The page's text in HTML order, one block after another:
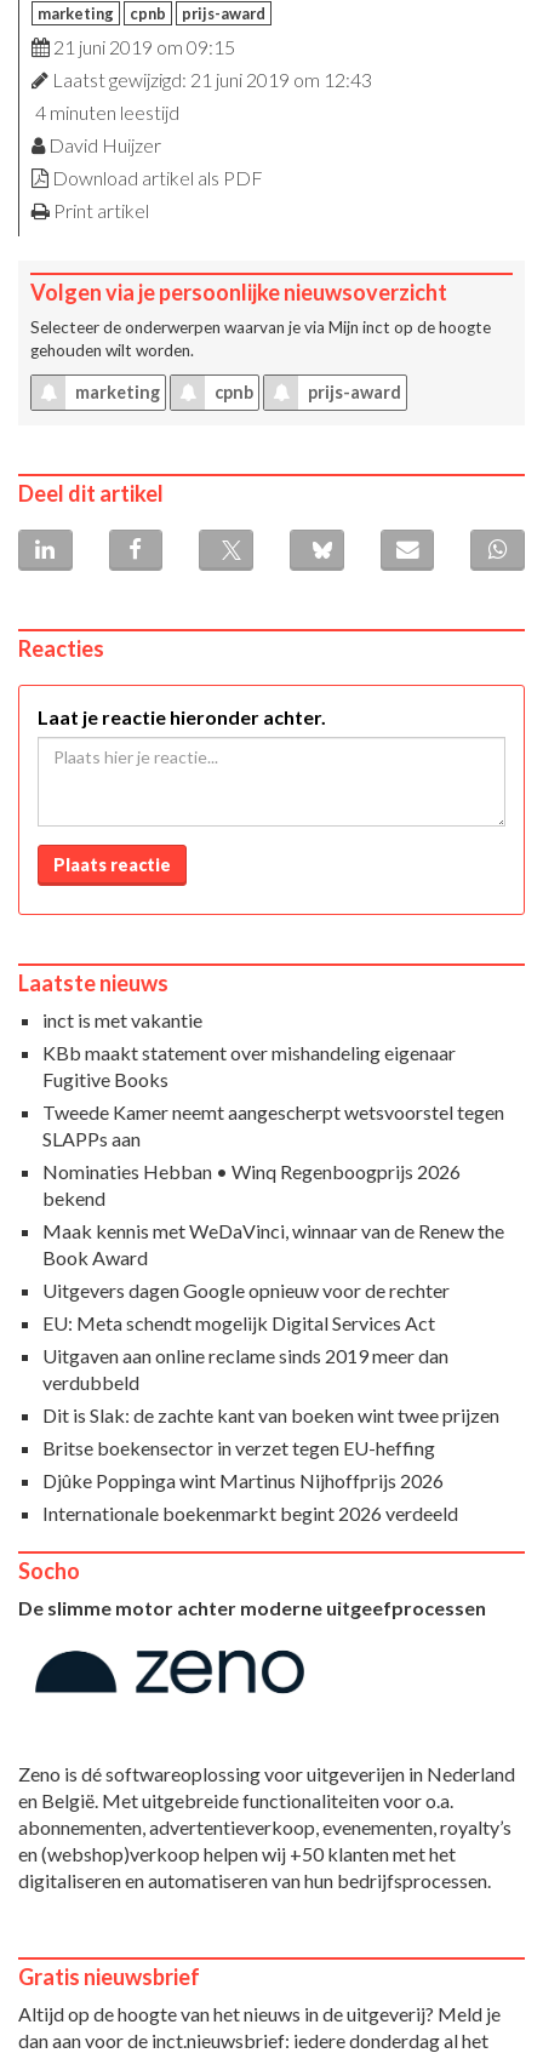
marketing cpnb prijs-award
21 juni 2019 om 09:15
Laatst gewijzigd: 21 juni 2019 om 12:43
4 minuten leestijd
David Huijzer
Download artikel als PDF
Print artikel
Volgen via je persoonlijke nieuwsoverzicht
Selecteer de onderwerpen waarvan je via Mijn inct op de hoogte
gehouden wilt worden.
marketing cpnb prijs-award
Deel dit artikel
Reacties
Laat je reactie hieronder achter.
Plaats reactie
Laatste nieuws
inct is met vakantie
KBb maakt statement over mishandeling eigenaar
Fugitive Books
Tweede Kamer neemt aangescherpt wetsvoorstel tegen
SLAPPs aan
Nominaties Hebban • Winq Regenboogprijs 2026
bekend
Maak kennis met WeDaVinci, winnaar van de Renew the
Book Award
Uitgevers dagen Google opnieuw voor de rechter
EU: Meta schendt mogelijk Digital Services Act
Uitgaven aan online reclame sinds 2019 meer dan
verdubbeld
Dit is Slak: de zachte kant van boeken wint twee prijzen
Britse boekensector in verzet tegen EU-heffing
Djûke Poppinga wint Martinus Nijhoffprijs 2026
Internationale boekenmarkt begint 2026 verdeeld
Socho
De slimme motor achter moderne uitgeefprocessen
Zeno is dé softwareoplossing voor uitgeverijen in Nederland
en België. Met uitgebreide functionaliteiten voor o.a.
abonnementen, advertentieverkoop, evenementen, royalty’s
en (webshop)verkoop helpen wij +50 klanten met het
digitaliseren en automatiseren van hun bedrijfsprocessen.
Gratis nieuwsbrief
Altijd op de hoogte van het nieuws in de uitgeverij? Meld je
dan aan voor de inct.nieuwsbrief: iedere donderdag al het